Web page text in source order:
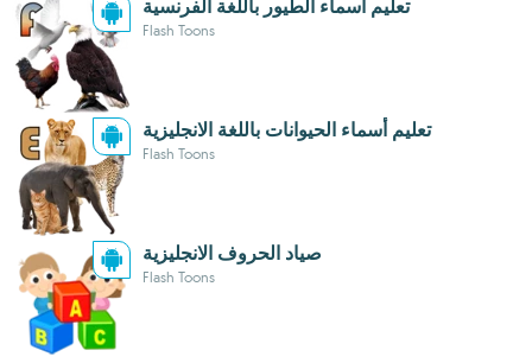
تعليم أسماء الطيور باللغة الفرنسية
Flash Toons
تعليم أسماء الحيوانات باللغة الانجليزية
Flash Toons
صياد الحروف الانجليزية
Flash Toons